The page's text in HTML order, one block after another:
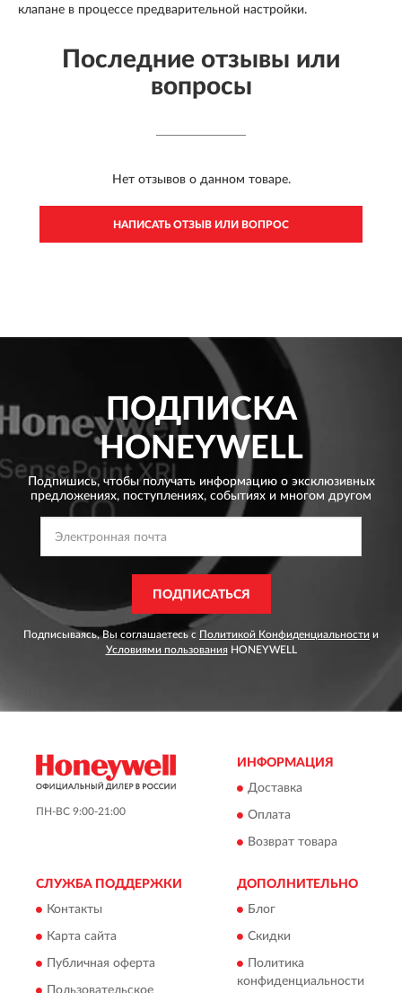
клапане в процессе предварительной настройки.
Последние отзывы или
вопросы
Нет отзывов о данном товаре.
НАПИСАТЬ ОТЗЫВ ИЛИ ВОПРОС
ПОДПИСКА
HONEYWELL
Подпишись, чтобы получать информацию о эксклюзивных
предложениях, поступлениях, событиях и многом другом
ПОДПИСАТЬСЯ
Подписываясь, Вы соглашаетесь с Политикой Конфиденциальности и
Условиями пользованияHONEYWELL
ПН-ВС 9:00-21:00
ИНФОРМАЦИЯ
Доставка
Оплата
Возврат товара
СЛУЖБА ПОДДЕРЖКИ
Контакты
Карта сайта
Публичная оферта
ДОПОЛНИТЕЛЬНО
Блог
Скидки
Политика
конфиденциальности